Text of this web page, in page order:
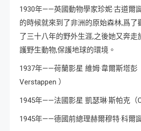
1930年——英國動物學家珍妮·古道爾
的時候就來到了非洲的原始森林,爲了
了三十八年的野外生涯,之後她又奔走
護野生動物,保護地球的環境。
1937年——荷蘭影星 維姆·韋爾斯塔彭
Verstappen ）
1945年——法國影星 凱瑟琳·斯帕克（
1945年——德國前總理赫爾穆特·科爾